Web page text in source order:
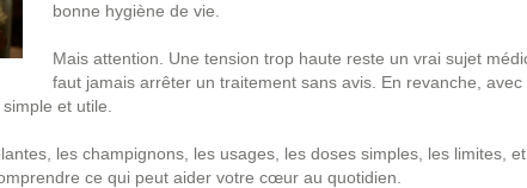
bonne hygiène de vie.
Mais attention. Une tension trop haute reste un vrai sujet
faut jamais arrêter un traitement sans avis. En revanche, avec
et utile.
les champignons, les usages, les doses simples, les limites,
ce qui peut aider votre cœur au quotidien.